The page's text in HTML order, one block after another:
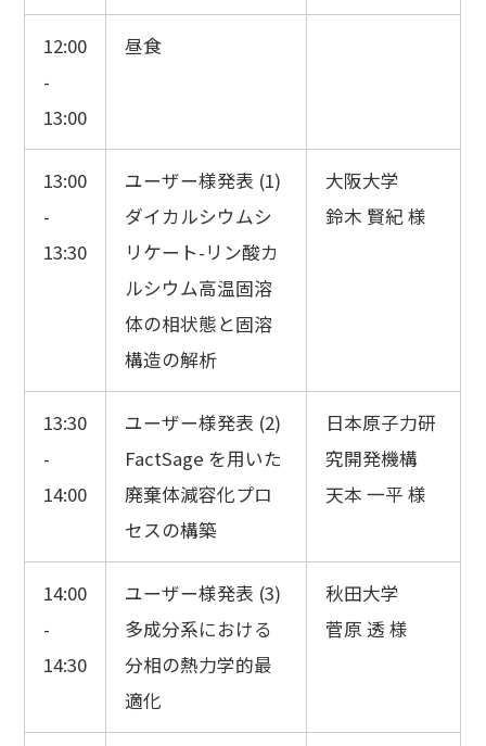
12:00
-
13:00
昼食
13:00
-
13:30
ユーザー様発表 (1)
ダイカルシウムシ
リケート-リン酸カ
ルシウム高温固溶
体の相状態と固溶
構造の解析
大阪大学
鈴木 賢紀 様
13:30
-
14:00
ユーザー様発表 (2)
FactSage を用いた
廃棄体減容化プロ
セスの構築
日本原子力研
究開発機構
天本 一平 様
14:00
-
14:30
ユーザー様発表 (3)
多成分系における
分相の熱力学的最
適化
秋田大学
菅原 透 様